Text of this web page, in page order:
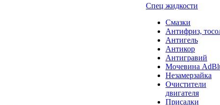
Спец жидкости
Смазки
Антифриз,
Антигель
Антикор
Антигравий
Мочевина
Незамерзайка
Очистители
двигателя
Присадки